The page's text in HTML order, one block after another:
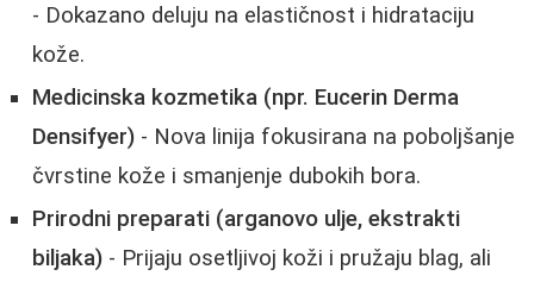
- Dokazano deluju na elastičnost i hidrataciju
kože.
Medicinska kozmetika (npr. Eucerin Derma
Densifyer) - Nova linija fokusirana na poboljšanje
čvrstine kože i smanjenje dubokih bora.
Prirodni preparati (arganovo ulje, ekstrakti
biljaka) - Prijaju osetljivoj koži i pružaju blag, ali